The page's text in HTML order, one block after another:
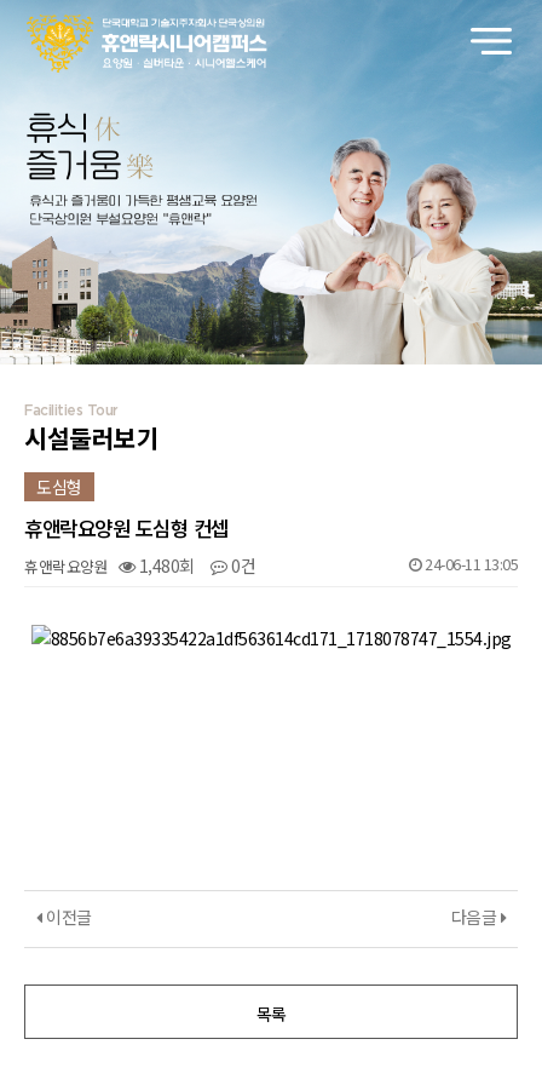
Facilities Tour
시설둘러보기
도심형
휴앤락요양원 도심형 컨셉
휴앤락요양원 1,480회 0건 24-06-11 13:05
본문
이전글 다음글
목록